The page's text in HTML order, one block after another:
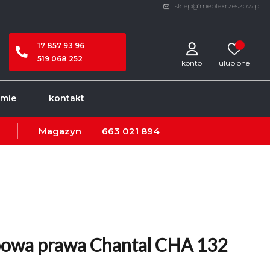
sklep@meblexrzeszow.pl
17 857 93 96
519 068 252
konto
kontakt
Magazyn 663 021 894
prawa Chantal CHA 132